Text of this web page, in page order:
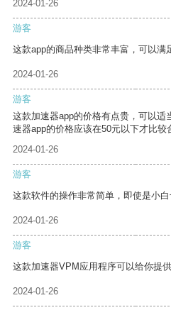
2024-01-26
游客
这款app的商品种类非常丰富，可以满
2024-01-26
游客
这款加速器app的价格有点贵，可以适
速器app的价格应该在50元以下才比较
2024-01-26
游客
这款软件的操作非常简单，即使是小白
2024-01-26
游客
这款加速器VPM应用程序可以给你提
2024-01-26